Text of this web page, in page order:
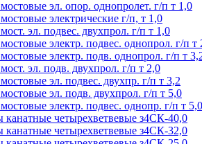
эл. опор. однопролет. г/п т 1,0
электрические г/п, т 1,0
эл. подвес. двухпрол. г/п т 1,0
электр. подвес. однопрол. г/п т
электр. подв. однопрол. г/п т
эл. подв. двухпрол. г/п т 2,0
эл. подвес. двухпр. г/п т 3,2
эл. подв. двухпрол. г/п т 5,0
электр. подвес. однопр. г/п т 5,0
канатные четырехветвевые з4СК-40,0
канатные четырехветвевые з4СК-32,0